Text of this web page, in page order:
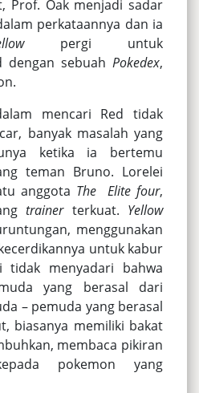
Prof. Oak menjadi sadar
perkataannya dan ia
pergi untuk
dengan sebuah Pokedex,
mencari Red tidak
banyak masalah yang
ketika ia bertemu
teman Bruno. Lorelei
anggota The Elite four,
trainerterkuat. Yellow
menggunakan
untuk kabur
tidak menyadari bahwa
yang berasal dari
– pemuda yang berasal
biasanya memiliki bakat
membaca pikiran
pokemon yang